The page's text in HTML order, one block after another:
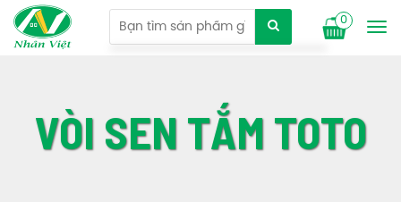
0
VÒI SEN TẮM TOTO